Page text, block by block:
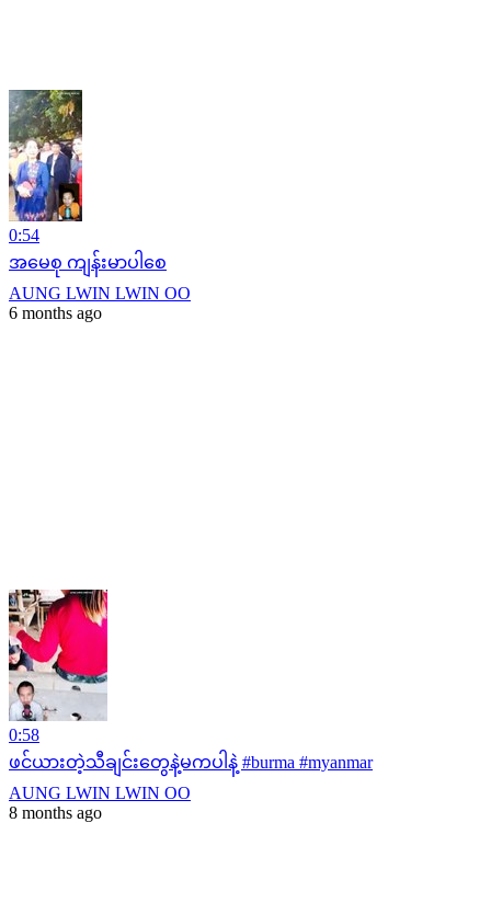
0:54
အမေစု ကျန်းမာပါစေ
AUNG LWIN LWIN OO
6 months ago
0:58
ဖင်ယားတဲ့သီချင်းတွေနဲ့မကပါနဲ့ #burma #myanmar
AUNG LWIN LWIN OO
8 months ago